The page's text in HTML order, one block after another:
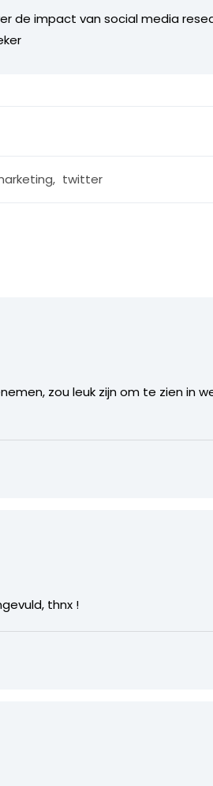
de impact van social media
, twitter
zou leuk zijn om te zien in
thnx !